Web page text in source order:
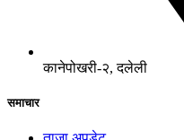
कानेपोखरी-२, दलेली
समाचार